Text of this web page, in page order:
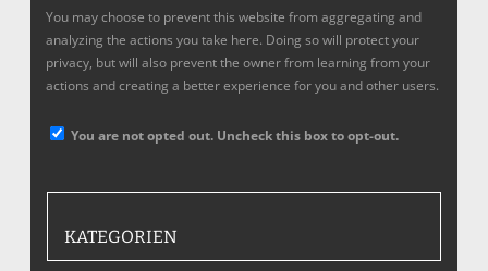
You may choose to prevent this website from aggregating and
analyzing the actions you take here. Doing so will protect your
privacy, but will also prevent the owner from learning from your
actions and creating a better experience for you and other users.
You are not opted out. Uncheck this box to opt-out.
KATEGORIEN